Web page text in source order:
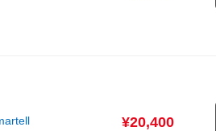
¥20,400